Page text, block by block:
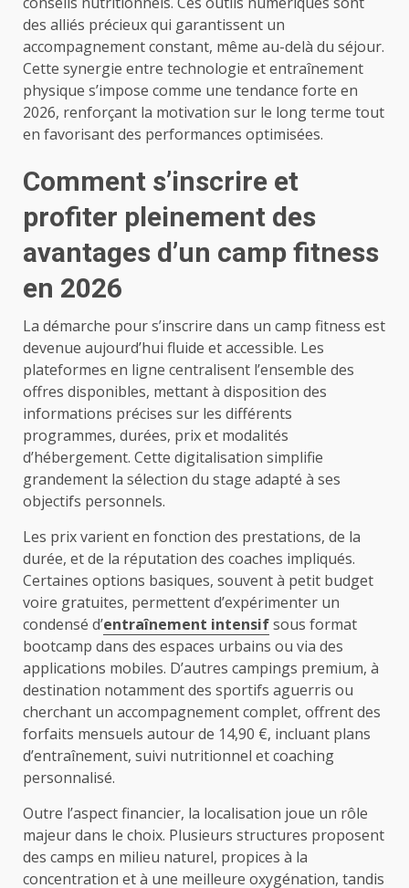
des alliés précieux qui garantissent un
accompagnement constant, même au-delà du séjour.
Cette synergie entre technologie et entraînement
physique s’impose comme une tendance forte en
2026, renforçant la motivation sur le long terme tout
en favorisant des performances optimisées.
Comment s’inscrire et
profiter pleinement des
avantages d’un camp fitness
en 2026
La démarche pour s’inscrire dans un camp fitness est
devenue aujourd’hui fluide et accessible. Les
plateformes en ligne centralisent l’ensemble des
offres disponibles, mettant à disposition des
informations précises sur les différents
programmes, durées, prix et modalités
d’hébergement. Cette digitalisation simplifie
grandement la sélection du stage adapté à ses
objectifs personnels.
Les prix varient en fonction des prestations, de la
durée, et de la réputation des coaches impliqués.
Certaines options basiques, souvent à petit budget
voire gratuites, permettent d’expérimenter un
condensé d’entraînement intensifsous format
bootcamp dans des espaces urbains ou via des
applications mobiles. D’autres campings premium, à
destination notamment des sportifs aguerris ou
cherchant un accompagnement complet, offrent des
forfaits mensuels autour de 14,90 €, incluant plans
d’entraînement, suivi nutritionnel et coaching
personnalisé.
Outre l’aspect financier, la localisation joue un rôle
majeur dans le choix. Plusieurs structures proposent
des camps en milieu naturel, propices à la
concentration et à une meilleure oxygénation, tandis